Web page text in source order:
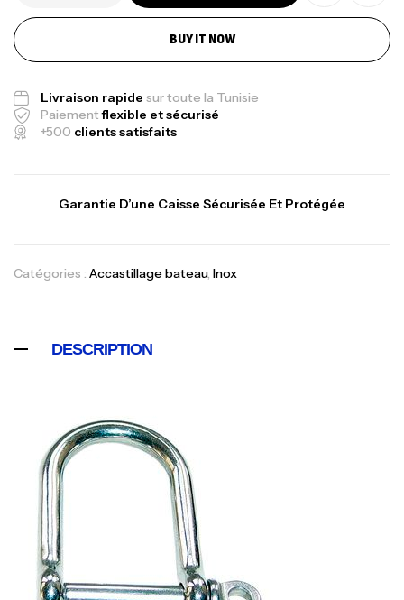
BUY IT NOW
Livraison rapide sur toute la Tunisie
Paiementflexible et sécurisé
+500 clients satisfaits
Garantie D’une Caisse Sécurisée Et Protégée
Catégories : Accastillage bateau, Inox
DESCRIPTION